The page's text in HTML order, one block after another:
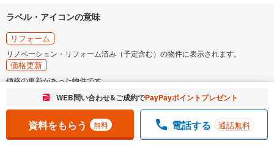
ラベル・アイコンの意味
リフォーム
リノベーション・リフォーム済み（予定含む）の物件に表示されます。
価格更新
価格の更新があった物件です。
複数の価格が表示されている物件に関しましてはそのうちの１つ以上に更新が
あった場合に表示されます。
情報公開日が7日以内の場合に表示されます。
予告広告
お気に入りに追加しました。 一覧を開く
WEB問い合わせ&ご成約でPayPayポイントプレゼント
資料をもらう 無料 電話する 通話無料